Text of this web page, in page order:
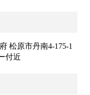
松原市丹南4-175-1
付近